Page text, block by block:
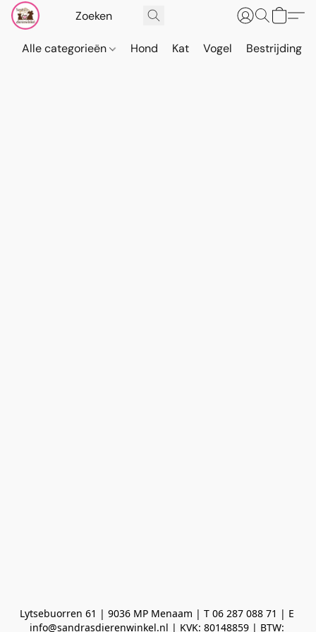
Alle categorieën Hond Kat Vogel Bestrijding
Lytsebuorren 61 | 9036 MP Menaam | T 06 287 088 71 | E
info@sandrasdierenwinkel.nl | KVK: 80148859 | BTW: